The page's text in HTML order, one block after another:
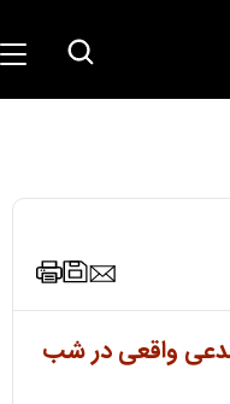
واقعی در شب